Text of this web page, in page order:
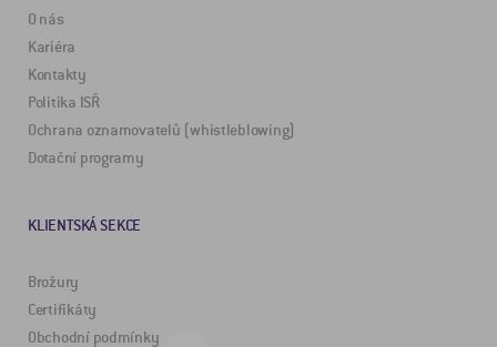
O nás
Kariéra
Kontakty
Politika ISŘ
Ochrana oznamovatelů (whistleblowing)
Dotační programy
KLIENTSKÁ SEKCE
Brožury
Certifikáty
Obchodní podmínky